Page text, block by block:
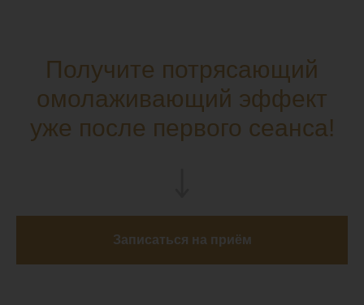
Получите потрясающий
омолаживающий эффект
уже после первого сеанса!
Записаться на приём